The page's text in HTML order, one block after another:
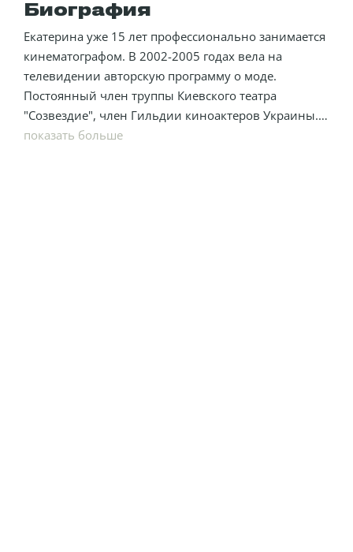
Биография
Екатерина уже 15 лет профессионально занимается
кинематографом. В 2002-2005 годах вела на
телевидении авторскую программу о моде.
Постоянный член труппы Киевского театра
"Созвездие", член Гильдии киноактеров Украины.
Обычно играет стервозных, уверенных в себе
показать больше